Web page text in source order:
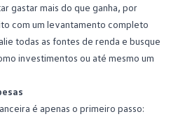
gastar mais do que ganha, por
com um levantamento completo
todas as fontes de renda e busque
investimentos ou até mesmo um
é apenas o primeiro passo: